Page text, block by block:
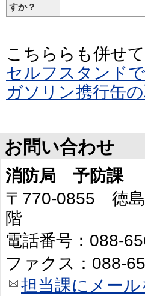
すか？
こちららも併せ
セルフスタンド
ガソリン携行缶
お問い合わせ
消防局 予防課
〒770-0855 徳
階
電話番号：088-
ファクス：088-
担当課にメール